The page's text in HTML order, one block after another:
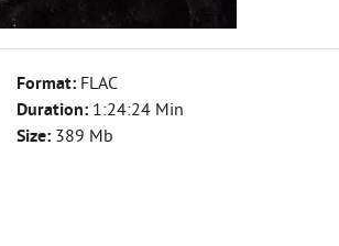
Format: FLAC
Duration: 1:24:24 Min
Size: 389 Mb